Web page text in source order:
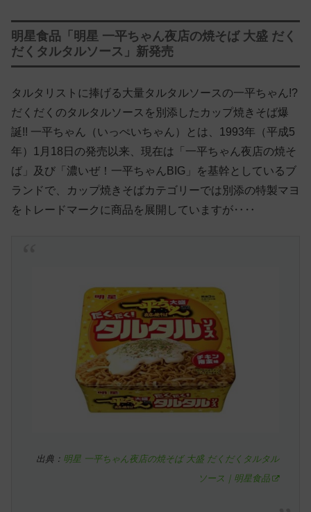
明星食品「明星 一平ちゃん夜店の焼そば 大盛 だく
だくタルタルソース」新発売
タルタリストに捧げる大量タルタルソースの一平ちゃん!?
だくだくのタルタルソースを別添したカップ焼きそば爆
誕!! 一平ちゃん（いっぺいちゃん）とは、1993年（平成5
年）1月18日の発売以来、現在は「一平ちゃん夜店の焼そ
ば」及び「濃いぜ！一平ちゃんBIG」を基幹としているブ
ランドで、カップ焼きそばカテゴリーでは別添の特製マヨ
をトレードマークに商品を展開していますが‥‥
出典： 明星 一平ちゃん夜店の焼そば 大盛 だくだくタルタル
ソース｜明星食品